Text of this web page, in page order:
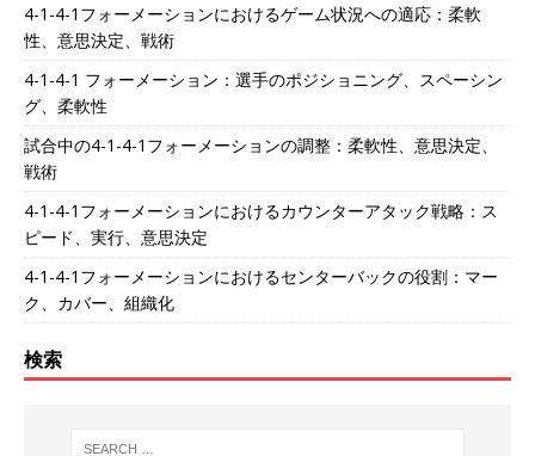
4-1-4-1フォーメーションにおけるゲーム状況への適応：柔軟
性、意思決定、戦術
4-1-4-1 フォーメーション：選手のポジショニング、スペーシン
グ、柔軟性
試合中の4-1-4-1フォーメーションの調整：柔軟性、意思決定、
戦術
4-1-4-1フォーメーションにおけるカウンターアタック戦略：ス
ピード、実行、意思決定
4-1-4-1フォーメーションにおけるセンターバックの役割：マー
ク、カバー、組織化
検索